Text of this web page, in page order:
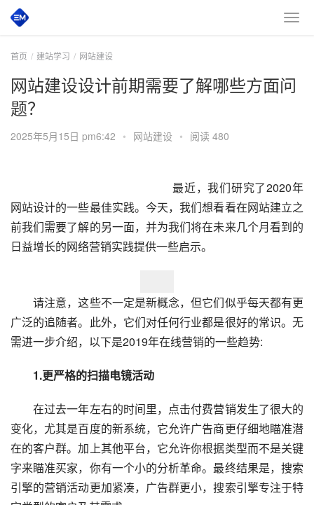
首页 建站学习 网站建设
网站建设设计前期需要了解哪些方面问
题？
2025年5月15日 pm6:42 • 网站建设 • 阅读 480
最近，我们研究了2020年
网站设计的一些最佳实践。今天，我们想看看在网站建立之
前我们需要了解的另一面，并为我们将在未来几个月看到的
日益增长的网络营销实践提供一些启示。
请注意，这些不一定是新概念，但它们似乎每天都有更
广泛的追随者。此外，它们对任何行业都是很好的常识。无
需进一步介绍，以下是2019年在线营销的一些趋势:
1.更严格的扫描电镜活动
在过去一年左右的时间里，点击付费营销发生了很大的
变化，尤其是百度的新系统，它允许广告商更仔细地瞄准潜
在的客户群。加上其他平台，它允许你根据类型而不是关键
字来瞄准买家，你有一个小的分析革命。最终结果是，搜索
引擎的营销活动更加紧凑，广告群更小，搜索引擎专注于特